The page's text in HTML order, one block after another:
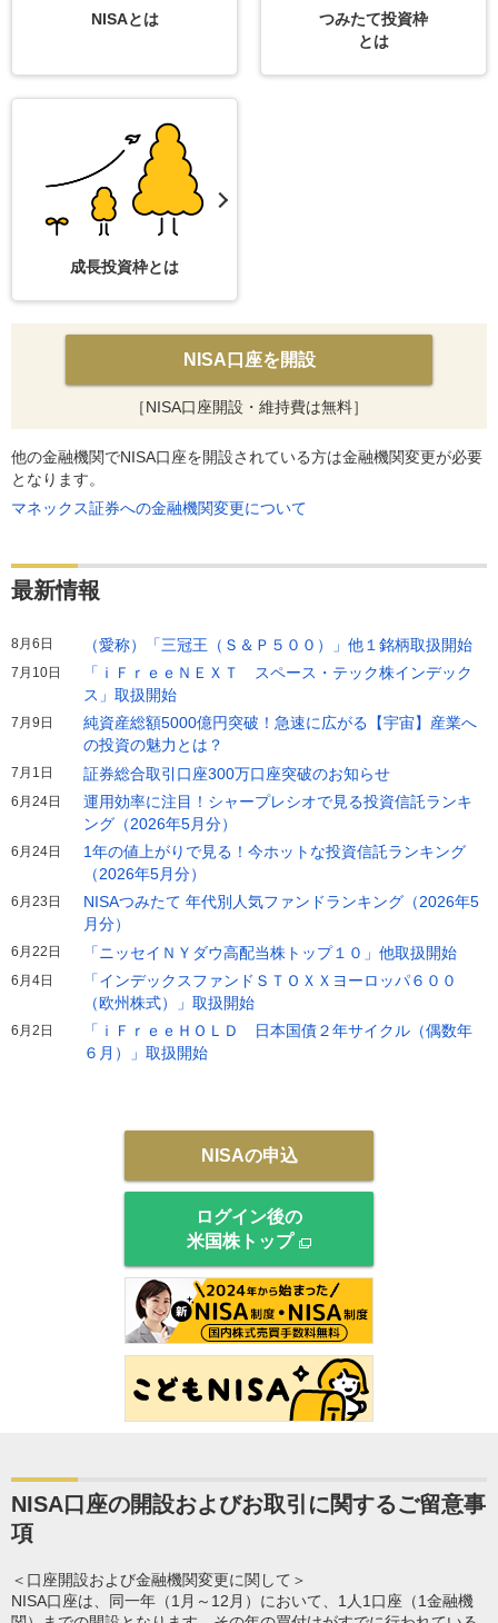
NISAとは
つみたて投資枠
とは
成長投資枠とは
NISA口座を開設
［NISA口座開設・維持費は無料］
他の金融機関でNISA口座を開設されている方は金融機関変更が必要
となります。
マネックス証券への金融機関変更について
最新情報
8月6日 （愛称）「三冠王（Ｓ＆Ｐ５００）」他１銘柄取扱開始
7月10日
「ｉＦｒｅｅＮＥＸＴ スペース・テック株インデック
ス」取扱開始
7月9日
純資産総額5000億円突破！急速に広がる【宇宙】産業へ
の投資の魅力とは？
7月1日 証券総合取引口座300万口座突破のお知らせ
6月24日
運用効率に注目！シャープレシオで見る投資信託ランキ
ング（2026年5月分）
6月24日
1年の値上がりで見る！今ホットな投資信託ランキング
（2026年5月分）
6月23日
NISAつみたて 年代別人気ファンドランキング（2026年5
月分）
6月22日 「ニッセイＮＹダウ高配当株トップ１０」他取扱開始
6月4日
「インデックスファンドＳＴＯＸＸヨーロッパ６００
（欧州株式）」取扱開始
6月2日
「ｉＦｒｅｅＨＯＬＤ 日本国債２年サイクル（偶数年
６月）」取扱開始
NISAの申込
ログイン後の
米国株トップ
NISA口座の開設およびお取引に関するご留意事
項
＜口座開設および金融機関変更に関して＞
NISA口座は、同一年（1月～12月）において、1人1口座（1金融機